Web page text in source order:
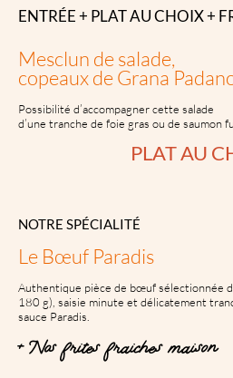
ENTRÉE + PLAT AU CHOIX +
Mesclun de salade,
copeaux de Grana
Possibilité d’accompagner cette salade
d’une tranche de foie gras ou de saumon
PLAT AU
NOTRE SPÉCIALITÉ
Le Bœuf Paradis
Authentique pièce de bœuf sélectionnée
180 g), saisie minute et délicatement
sauce Paradis.
+ Nos frites fraîches maison